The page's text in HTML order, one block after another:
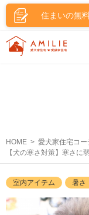
住まいの無
HOME
愛犬家住宅コ
【犬の寒さ対策】寒さに
室内アイテム 暑さ